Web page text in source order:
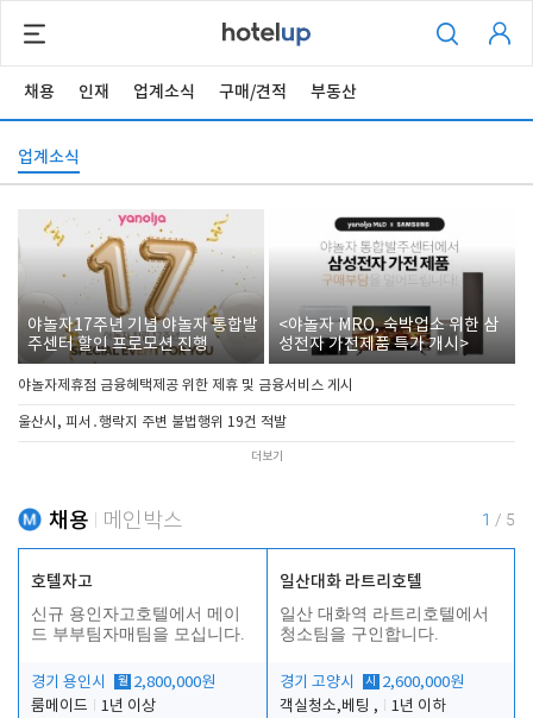
채용 인재 업계소식 구매/견적 부동산
업계소식
야놀자17주년 기념 야놀자 통합발
주센터 할인 프로모션 진행
<야놀자 MRO, 숙박업소 위한 삼
성전자 가전제품 특가 개시>
야놀자제휴점 금융혜택제공 위한 제휴 및 금융서비스 게시
울산시, 피서․행락지 주변 불법행위 19건 적발
더보기
채용 메인박스 1 / 5
호텔자고
신규 용인자고호텔에서 메이
드 부부팀자매팀을 모십니다.
경기 용인시 월 2,800,000원
룸메이드
1년 이상
일산대화 라트리호텔
일산 대화역 라트리호텔에서
청소팀을 구인합니다.
경기 고양시 시
2,600,000원
객실청소,베팅 ,
1년 이하